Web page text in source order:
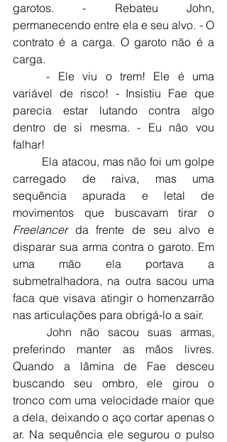
garotos. - Rebateu John,
permanecendo entre ela e seu alvo. - O
contrato é a carga. O garoto não é a
carga.
	- Ele viu o trem! Ele é uma
variável de risco! - Insistiu Fae que
parecia estar lutando contra algo
dentro de si mesma. - Eu não vou
falhar!
carregado de raiva, mas uma
sequência apurada e letal de
Freelancer da frente de seu alvo e
disparar sua arma contra o garoto. Em
uma mão ela portava a
submetralhadora, na outra sacou uma
faca que visava atingir o homenzarrão
nas articulações para obrigá-lo a sair.
preferindo manter as mãos livres.
Quando a lâmina de Fae desceu
buscando seu ombro, ele girou o
tronco com uma velocidade maior que
a dela, deixando o aço cortar apenas o
ar. Na sequência ele segurou o pulso